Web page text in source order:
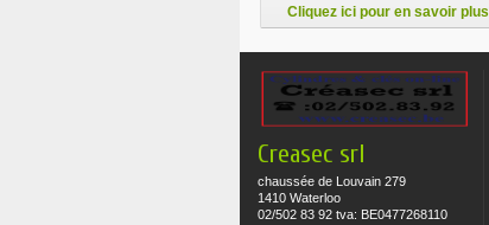
Cliquez ici pour en savoir plus
Creasec srl
chaussée de Louvain 279
1410 Waterloo
02/502 83 92 tva: BE0477268110